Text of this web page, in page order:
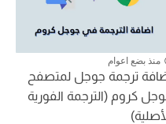
منذ بضع اعوام
ترجمة جوجل لمتصفح
كروم (الترجمة الفورية